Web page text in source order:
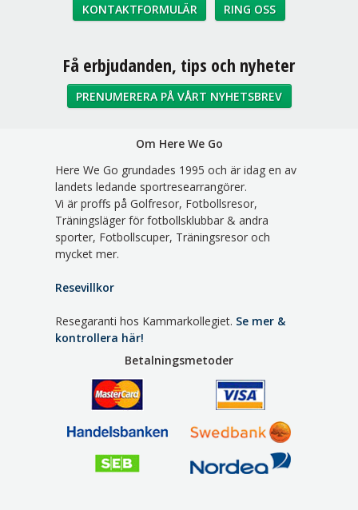
KONTAKTFORMULÄR RING OSS
Sociala medier
Få erbjudanden, tips och nyheter
PRENUMERERA PÅ VÅRT NYHETSBREV
Om Here We Go
Here We Go grundades 1995 och är idag en av
landets ledande sportresearrangörer.
Vi är proffs på Golfresor, Fotbollsresor,
Träningsläger för fotbollsklubbar & andra
sporter, Fotbollscuper, Träningsresor och
mycket mer.
Resevillkor
Resegaranti hos Kammarkollegiet. Se mer &
kontrollera här!
Betalningsmetoder